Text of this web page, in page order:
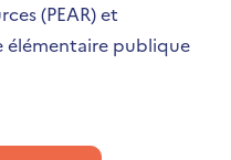
(PEAR) et
élémentaire publique